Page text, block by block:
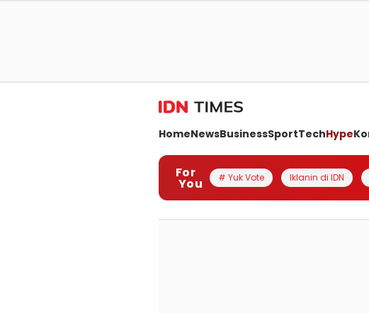
HomeNewsBusinessSportTechHype
For
You # Yuk Vote Iklanin di IDN